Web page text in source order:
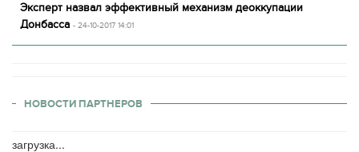
Эксперт назвал эффективный механизм деоккупации
Донбасса - 24-10-2017 14:01
НОВОСТИ ПАРТНЕРОВ
загрузка...